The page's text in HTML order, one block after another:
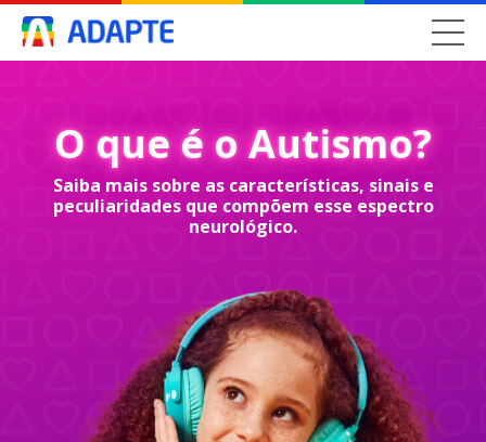
O que é o Autismo?
Saiba mais sobre as características, sinais e
peculiaridades que compõem esse espectro
neurológico.